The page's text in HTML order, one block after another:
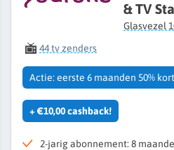
& TV
Glasvezel
44 tv zenders
Actie: eerste 6 maanden 50%
+ €10,00 cashback!
2-jarig abonnement: 8